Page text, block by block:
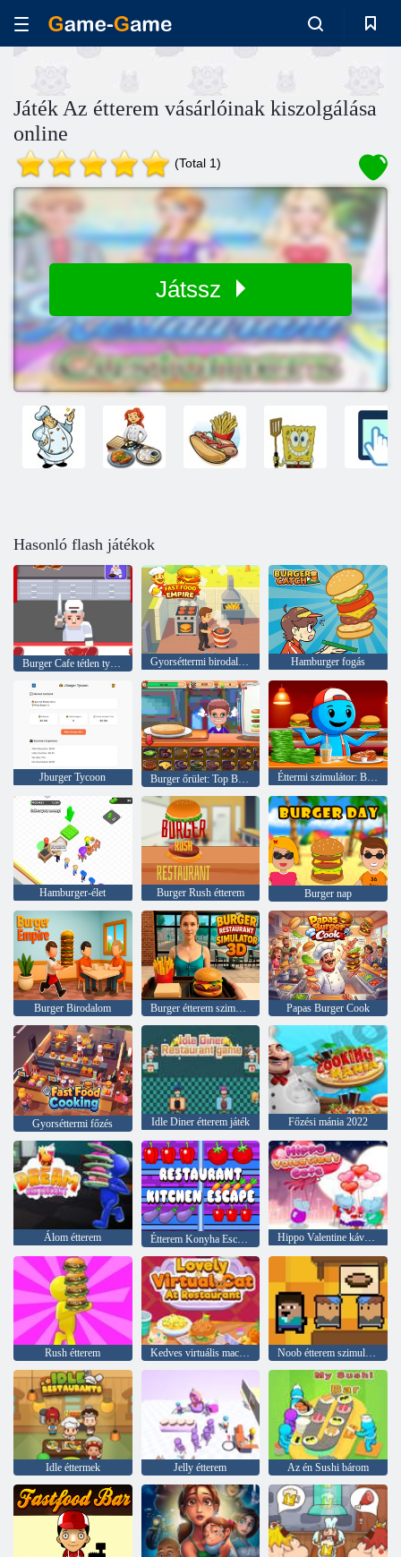
Játék Az étterem vásárlóinak kiszolgálása
online
(Total 1)
Játssz
Hasonló flash játékok
Burger Cafe tétlen tycoon Gyorséttermi birodalom Hamburger fogás
Jburger Tycoon Burger őrület: Top Burger Shop Éttermi szimulátor: Burgerek és pizza
Hamburger-élet Burger Rush étterem Burger nap
Burger Birodalom Burger étterem szimulátor 3D Papas Burger Cook
Gyorséttermi főzés Idle Diner étterem játék Főzési mánia 2022
Álom étterem Étterem Konyha Escape Hippo Valentine kávézó
Rush étterem Kedves virtuális macska az étteremben Noob étterem szimulátor
Idle éttermek Jelly étterem Az én Sushi bárom